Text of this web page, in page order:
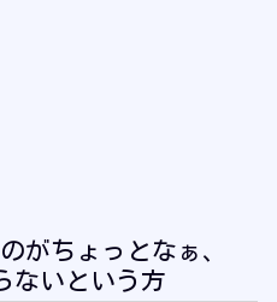
がちょっとなぁ、
ないという方